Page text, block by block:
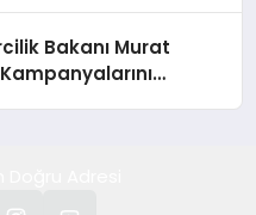
Bakanı Murat